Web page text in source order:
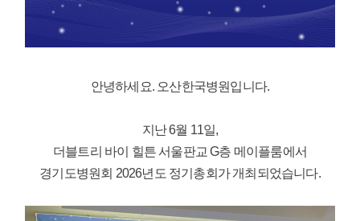
안녕하세요. 오산한국병원입니다.
지난 6월 11일,
더블트리 바이 힐튼 서울판교 G층 메이플룸에서
경기도병원회 2026년도 정기총회가 개최되었습니다.